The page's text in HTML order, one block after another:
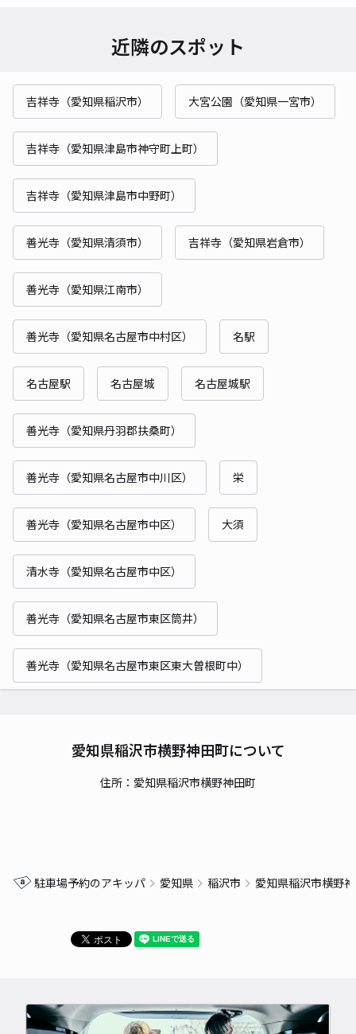
近隣のスポット
吉祥寺（愛知県稲沢市） 大宮公園（愛知県一宮市）
吉祥寺（愛知県津島市神守町上町）
吉祥寺（愛知県津島市中野町）
善光寺（愛知県清須市） 吉祥寺（愛知県岩倉市）
善光寺（愛知県江南市）
善光寺（愛知県名古屋市中村区） 名駅
名古屋駅 名古屋城 名古屋城駅
善光寺（愛知県丹羽郡扶桑町）
善光寺（愛知県名古屋市中川区） 栄
善光寺（愛知県名古屋市中区） 大須
清水寺（愛知県名古屋市中区）
善光寺（愛知県名古屋市東区筒井）
善光寺（愛知県名古屋市東区東大曽根町中）
愛知県稲沢市横野神田町について
住所：愛知県稲沢市横野神田町
駐車場予約のアキッパ 愛知県 稲沢市 愛知県稲沢市横野